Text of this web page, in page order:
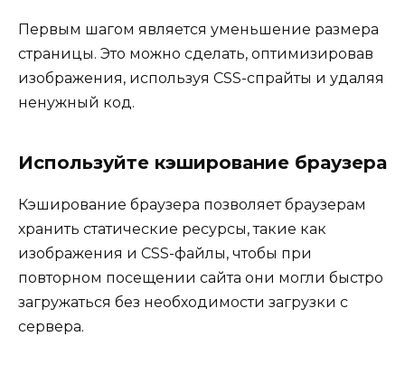
Первым шагом является уменьшение размера
страницы. Это можно сделать, оптимизировав
изображения, используя CSS-спрайты и удаляя
ненужный код.
Используйте кэширование браузера
Кэширование браузера позволяет браузерам
хранить статические ресурсы, такие как
изображения и CSS-файлы, чтобы при
повторном посещении сайта они могли быстро
загружаться без необходимости загрузки с
сервера.